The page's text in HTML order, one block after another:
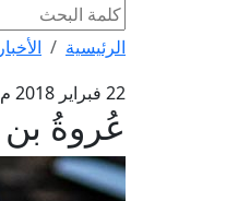
الرئيسية الأخبار
22 فبراير 2018 م
عُروةُ بن